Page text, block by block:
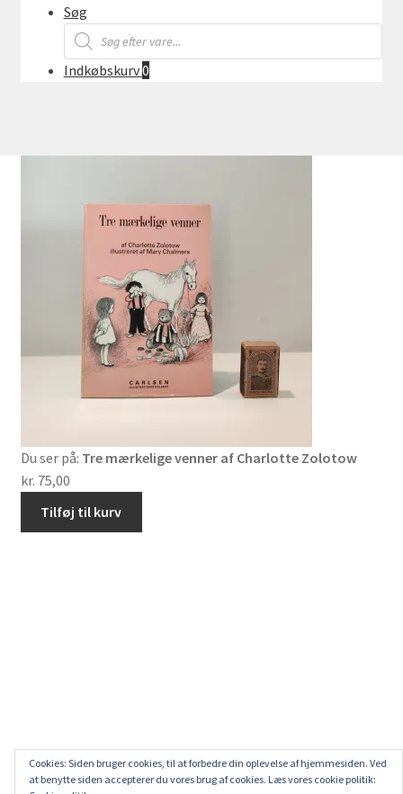
Søg
Products
search
Indkøbskurv0
Du ser på: Tre mærkelige venner af Charlotte Zolotow
kr. 75,00
Tilføj til kurv
Cookies: Siden bruger cookies, til at forbedre din oplevelse af hjemmesiden. Ved
at benytte siden accepterer du vores brug af cookies. Læs vores cookie politik: